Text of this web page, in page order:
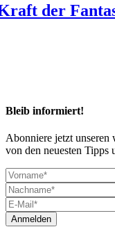
der
Bleib informiert!
Abonniere jetzt unseren
von den neuesten Tipps